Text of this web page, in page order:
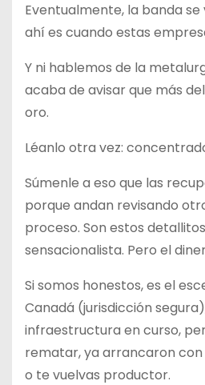
Eventualmente, la banda
ahí es cuando estas
Y ni hablemos de la
acaba de avisar que más
oro.
Léanlo otra vez:
Súmenle a eso que las
porque andan revisando
proceso. Son estos
sensacionalista. Pero el
Si somos honestos, es el
Canadá (jurisdicción
infraestructura en curso,
rematar, ya arrancaron con
o te vuelvas productor.